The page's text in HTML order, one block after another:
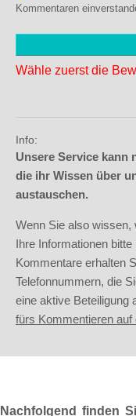
Kommentaren
Wähle zuerst die
Info:
Unsere Service kann
die ihr Wissen über
austauschen.
Wenn Sie also wissen,
Ihre Informationen
Kommentare erhalten
Telefonnummern, die
eine aktive Beteiligung
fürs Kommentieren auf
Nachfolgend finden